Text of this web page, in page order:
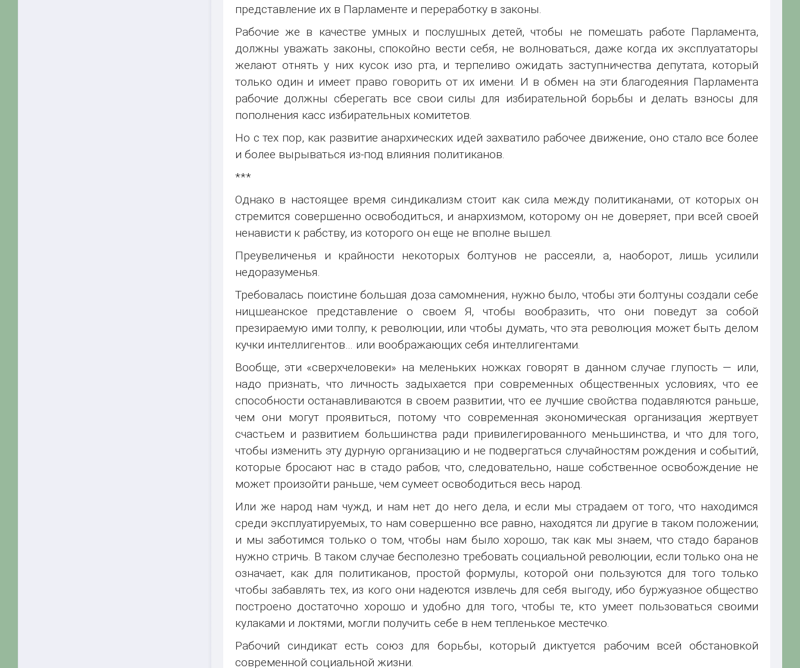
представление их в Парламенте и переработку в законы.
Рабочие же в качестве умных и послушных детей, чтобы не помешать работе Парламента,
должны уважать законы, спокойно вести себя, не волноваться, даже когда их эксплуататоры
желают отнять у них кусок изо рта, и терпеливо ожидать заступничества депутата, который
только один и имеет право говорить от их имени. И в обмен на эти благодеяния Парламента
рабочие должны сберегать все свои силы для избирательной борьбы и делать взносы для
пополнения касс избирательных комитетов.
Но с тех пор, как развитие анархических идей захватило рабочее движение, оно стало все более
и более вырываться из-под влияния политиканов.
***
Однако в настоящее время синдикализм стоит как сила между политиканами, от которых он
стремится совершенно освободиться, и анархизмом, которому он не доверяет, при всей своей
ненависти к рабству, из которого он еще не вполне вышел.
Преувеличенья и крайности некоторых болтунов не рассеяли, а, наоборот, лишь усилили
недоразуменья.
Требовалась поистине большая доза самомнения, нужно было, чтобы эти болтуны создали себе
ницшеанское представление о своем Я, чтобы вообразить, что они поведут за собой
презираемую ими толпу, к революции, или чтобы думать, что эта революция может быть делом
кучки интеллигентов… или воображающих себя интеллигентами.
Вообще, эти «сверхчеловеки» на меленьких ножках говорят в данном случае глупость — или,
надо признать, что личность задыхается при современных общественных условиях, что ее
способности останавливаются в своем развитии, что ее лучшие свойства подавляются раньше,
чем они могут проявиться, потому что современная экономическая организация жертвует
счастьем и развитием большинства ради привилегированного меньшинства, и что для того,
чтобы изменить эту дурную организацию и не подвергаться случайностям рождения и событий,
которые бросают нас в стадо рабов; что, следовательно, наше собственное освобождение не
может произойти раньше, чем сумеет освободиться весь народ.
Или же народ нам чужд, и нам нет до него дела, и если мы страдаем от того, что находимся
среди эксплуатируемых, то нам совершенно все равно, находятся ли другие в таком положении;
и мы заботимся только о том, чтобы нам было хорошо, так как мы знаем, что стадо баранов
нужно стричь. В таком случае бесполезно требовать социальной революции, если только она не
означает, как для политиканов, простой формулы, которой они пользуются для того только
чтобы забавлять тех, из кого они надеются извлечь для себя выгоду, ибо буржуазное общество
построено достаточно хорошо и удобно для того, чтобы те, кто умеет пользоваться своими
кулаками и локтями, могли получить себе в нем тепленькое местечко.
Рабочий синдикат есть союз для борьбы, который диктуется рабочим всей обстановкой
современной социальной жизни.